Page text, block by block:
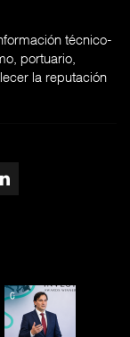
técnico-
portuario,
la reputación